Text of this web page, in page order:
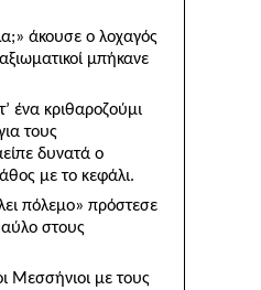
άκουσε ο λοχαγός
μπήκανε
ένα κριθαροζούμι
τους
δυνατά ο
με το κεφάλι.
πόλεμο» πρόστεσε
στους
Μεσσήνιοι με τους